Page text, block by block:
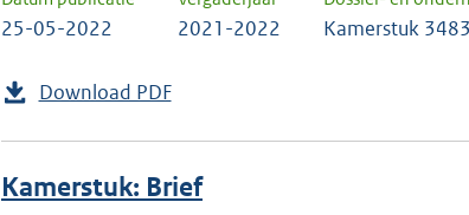
25-05-2022 2021-2022 Kamerstuk
Download PDF
Kamerstuk: Brief